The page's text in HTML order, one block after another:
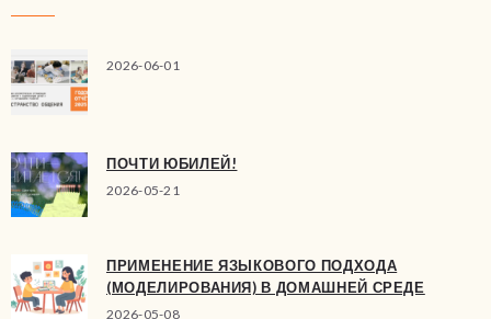
2026-06-01
ПОЧТИ ЮБИЛЕЙ!
2026-05-21
ПРИМЕНЕНИЕ ЯЗЫКОВОГО ПОДХОДА
(МОДЕЛИРОВАНИЯ) В ДОМАШНЕЙ СРЕДЕ
2026-05-08